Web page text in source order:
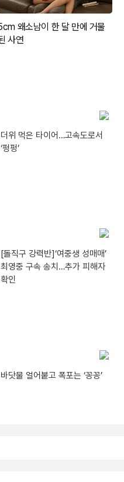
더위 먹은 타이어…고속도로서
‘펑펑’
[돌직구 강력반]‘여중생 성매매’
최영중 구속 송치…추가 피해자
확인
바닷물 얼어붙고 폭포는 ‘꽁꽁’